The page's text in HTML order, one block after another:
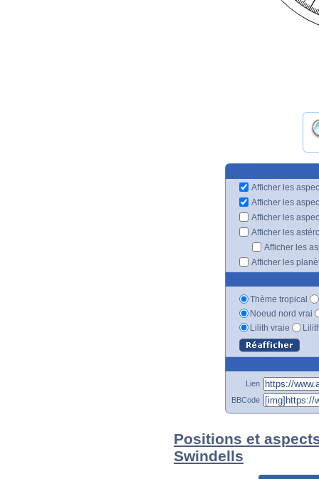
Afficher les
Afficher les
Afficher les
Afficher les
Afficher les
Afficher les
Thème tropical
Noeud nord vrai
Lilith vraie
Lien
BBCode
Positions et
Swindells